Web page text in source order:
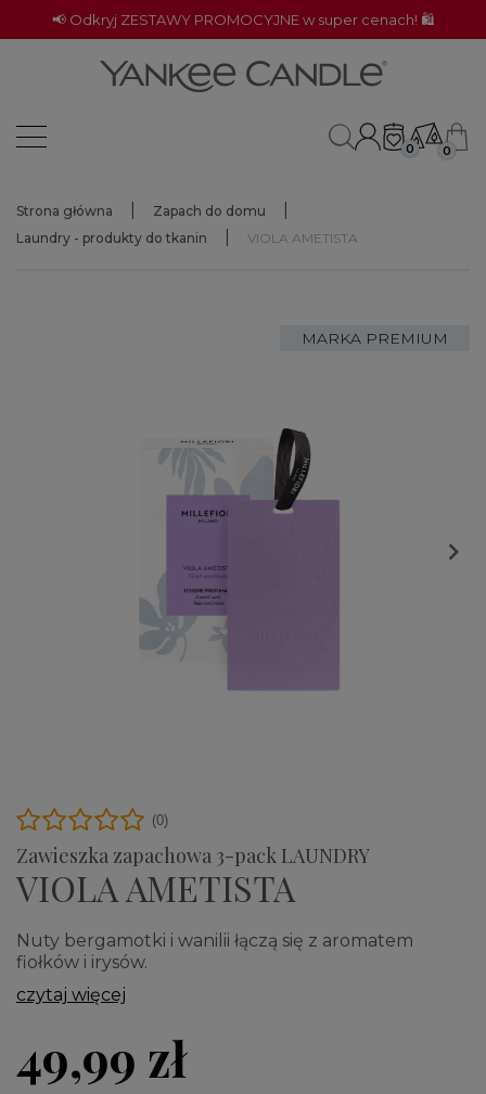
📢 Odkryj ZESTAWY PROMOCYJNE w super cenach! 🛍️
0 0
Strona główna
Zapach do domu
Laundry - produkty do tkanin
VIOLA AMETISTA
MARKA PREMIUM

Zawieszka zapachowa 3-pack LAUNDRY
VIOLA AMETISTA
(0)
Nuty bergamotki i wanilii łączą się z aromatem
fiołków i irysów.
czytaj więcej
49,99 zł